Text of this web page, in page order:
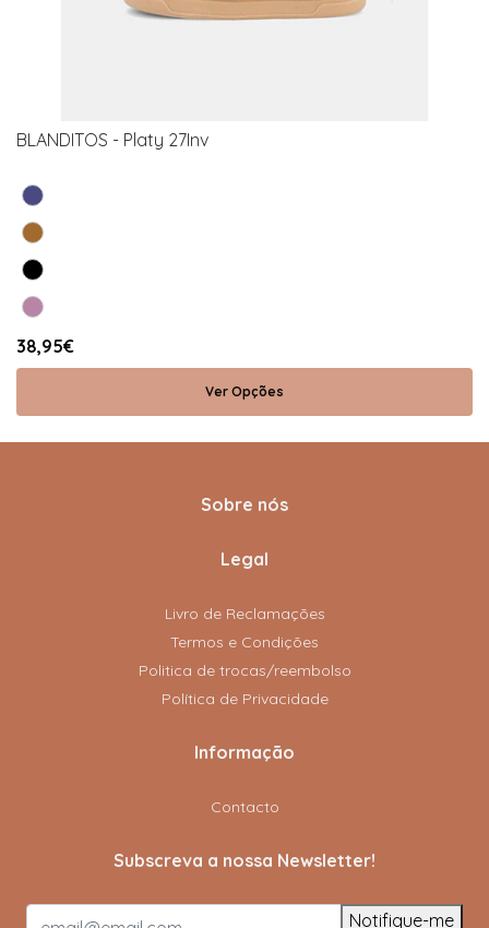
BLANDITOS - Platy 27Inv
38,95€
Ver Opções
Sobre nós
Legal
Livro de Reclamações
Termos e Condições
Politica de trocas/reembolso
Política de Privacidade
Informação
Contacto
Subscreva a nossa Newsletter!
Notifique-me